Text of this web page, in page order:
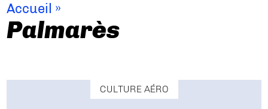
Accueil »
Palmarès
CULTURE AÉRO